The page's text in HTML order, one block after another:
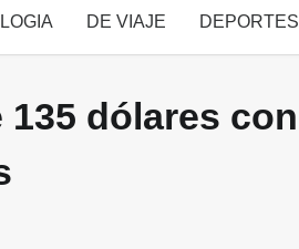
DE VIAJE DEPORTES
dólares con